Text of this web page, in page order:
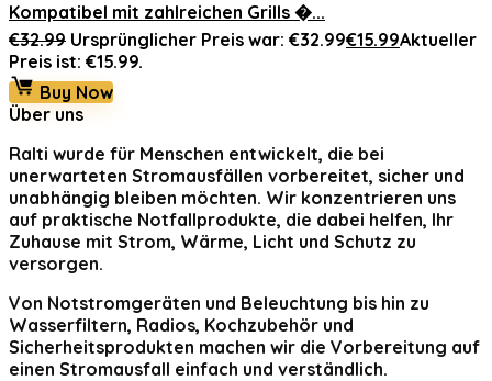
Kompatibel mit zahlreichen Grills �...
€32.99 Ursprünglicher Preis war: €32.99€15.99Aktueller
Preis ist: €15.99.
Buy Now
Über uns
Ralti wurde für Menschen entwickelt, die bei
unerwarteten Stromausfällen vorbereitet, sicher und
unabhängig bleiben möchten. Wir konzentrieren uns
auf praktische Notfallprodukte, die dabei helfen, Ihr
Zuhause mit Strom, Wärme, Licht und Schutz zu
versorgen.
Von Notstromgeräten und Beleuchtung bis hin zu
Wasserfiltern, Radios, Kochzubehör und
Sicherheitsprodukten machen wir die Vorbereitung auf
einen Stromausfall einfach und verständlich.